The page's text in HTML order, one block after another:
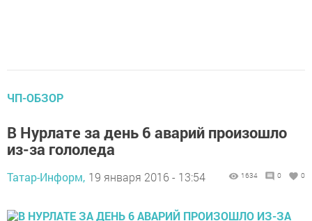
ЧП-ОБЗОР
В Нурлате за день 6 аварий произошло
из-за гололеда
Татар-Информ, 19 января 2016 - 13:54 1634 0 0